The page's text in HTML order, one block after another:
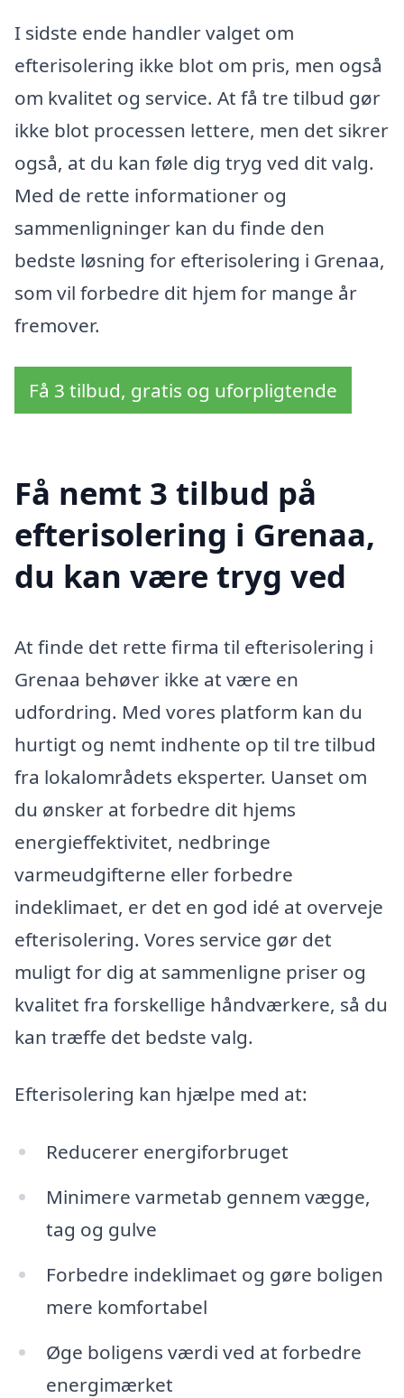
I sidste ende handler valget om
efterisolering ikke blot om pris, men også
om kvalitet og service. At få tre tilbud gør
ikke blot processen lettere, men det sikrer
også, at du kan føle dig tryg ved dit valg.
Med de rette informationer og
sammenligninger kan du finde den
bedste løsning for efterisolering i Grenaa,
som vil forbedre dit hjem for mange år
fremover.
Få 3 tilbud, gratis og uforpligtende
Få nemt 3 tilbud på
efterisolering i Grenaa,
du kan være tryg ved
At finde det rette firma til efterisolering i
Grenaa behøver ikke at være en
udfordring. Med vores platform kan du
hurtigt og nemt indhente op til tre tilbud
fra lokalområdets eksperter. Uanset om
du ønsker at forbedre dit hjems
energieffektivitet, nedbringe
varmeudgifterne eller forbedre
indeklimaet, er det en god idé at overveje
efterisolering. Vores service gør det
muligt for dig at sammenligne priser og
kvalitet fra forskellige håndværkere, så du
kan træffe det bedste valg.
Efterisolering kan hjælpe med at:
Reducerer energiforbruget
Minimere varmetab gennem vægge,
tag og gulve
Forbedre indeklimaet og gøre boligen
mere komfortabel
Øge boligens værdi ved at forbedre
energimærket